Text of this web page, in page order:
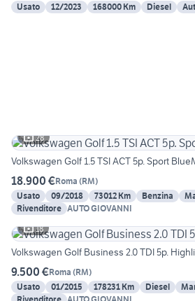
Usato
12/2023 168000 Km Diesel
28
Volkswagen Golf 1.5 TSI ACT 5p. Sport
18.900 €Roma (RM)
Usato
09/2018 73012 Km Benzina
Rivenditore AUTO GIOVANNI
18
Volkswagen Golf Business 2.0 TDI 5p.
9.500 €Roma (RM)
Usato
01/2015 178231 Km Diesel